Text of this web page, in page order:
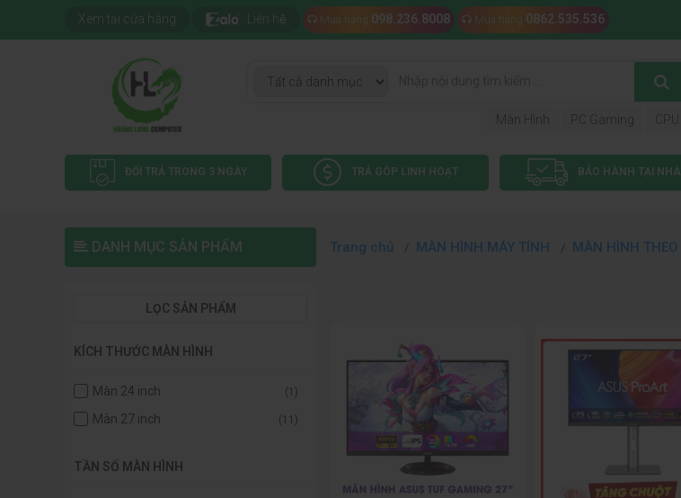
Xem tại cửa hàng Liên hệ Mua hàng 098.236.8008 Mua hàng 0862.535.536
Màn Hình PC Gaming CPU
ĐỔI TRẢ TRONG 3 NGÀY TRẢ GÓP LINH HOẠT BẢO HÀNH TẠI NHÀ
DANH MỤC SẢN PHẨM Trang chủ MÀN HÌNH MÁY TÍNH MÀN HÌNH
LỌC SẢN PHẨM
KÍCH THƯỚC MÀN HÌNH
Màn 24 inch (1)
Màn 27 inch (11)
TẦN SỐ MÀN HÌNH